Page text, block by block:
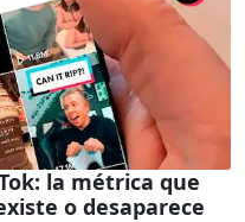
la métrica que
o desaparece